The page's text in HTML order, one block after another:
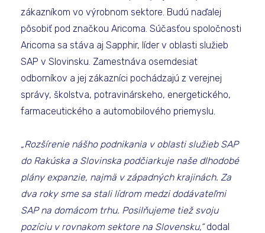
zákazníkom vo výrobnom sektore. Budú naďalej
pôsobiť pod značkou Aricoma. Súčasťou spoločnosti
Aricoma sa stáva aj Sapphir, líder v oblasti služieb
SAP v Slovinsku. Zamestnáva osemdesiat
odborníkov a jej zákazníci pochádzajú z verejnej
správy, školstva, potravinárskeho, energetického,
farmaceutického a automobilového priemyslu.
„Rozšírenie nášho podnikania v oblasti služieb SAP
do Rakúska a Slovinska podčiarkuje naše dlhodobé
plány expanzie, najmä v západných krajinách. Za
dva roky sme sa stali lídrom medzi dodávateľmi
SAP na domácom trhu. Posilňujeme tiež svoju
pozíciu v rovnakom sektore na Slovensku,“dodal